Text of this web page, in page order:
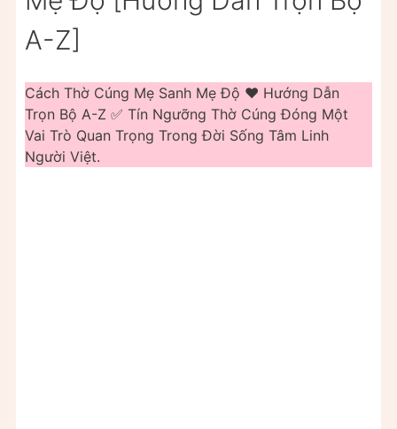
A-Z]
Cách Thờ Cúng Mẹ Sanh Mẹ Độ ❤️️ Hướng Dẫn
Trọn Bộ A-Z ✅ Tín Ngưỡng Thờ Cúng Đóng Một
Vai Trò Quan Trọng Trong Đời Sống Tâm Linh
Người Việt.